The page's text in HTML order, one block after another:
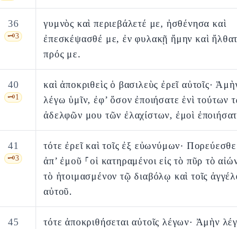
36
🗝️3
γυμνὸς καὶ περιεβάλετέ με, ἠσθένησα καὶ
ἐπεσκέψασθέ με, ἐν φυλακῇ ἤμην καὶ
πρός με.
40
🗝️1
καὶ ἀποκριθεὶς ὁ βασιλεὺς ἐρεῖ αὐτοῖς·
λέγω ὑμῖν, ἐφ’ ὅσον ἐποιήσατε ἑνὶ τούτων
ἀδελφῶν μου τῶν ἐλαχίστων, ἐμοὶ
41
🗝️3
τότε ἐρεῖ καὶ τοῖς ἐξ εὐωνύμων· Πορεύεσθε
ἀπ’ ἐμοῦ ⸀οἱ κατηραμένοι εἰς τὸ πῦρ τὸ
τὸ ἡτοιμασμένον τῷ διαβόλῳ καὶ τοῖς
αὐτοῦ.
45
τότε ἀποκριθήσεται αὐτοῖς λέγων· Ἀμὴν